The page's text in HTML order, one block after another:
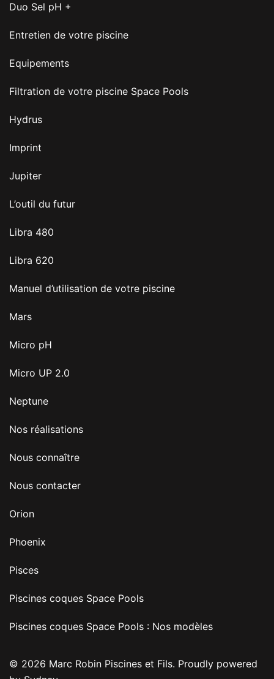
Duo Sel pH +
Entretien de votre piscine
Equipements
Filtration de votre piscine Space Pools
Hydrus
Imprint
Jupiter
L’outil du futur
Libra 480
Libra 620
Manuel d’utilisation de votre piscine
Mars
Micro pH
Micro UP 2.0
Neptune
Nos réalisations
Nous connaître
Nous contacter
Orion
Phoenix
Pisces
Piscines coques Space Pools
Piscines coques Space Pools : Nos modèles
© 2026 Marc Robin Piscines et Fils. Proudly powered